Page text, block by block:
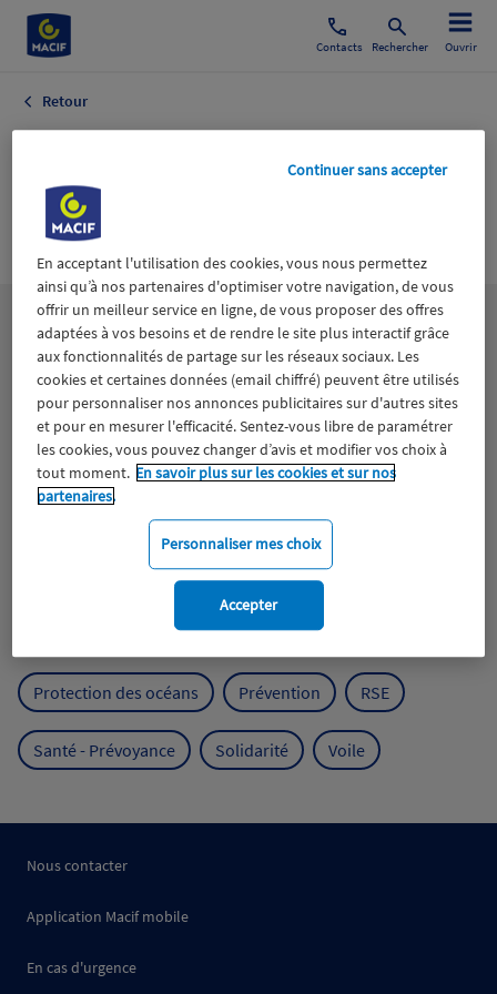
Contacts Rechercher Ouvrir
Retour
régionales
Archéologie
Lesthématiques
Aidants Catastrophes naturelles Climat
Engagement Epargne ESS
Expérience clients Fondation Macif
Mutualisme
Protection de l'environnement
Protection des océans Prévention RSE
Santé - Prévoyance Solidarité Voile
Nous contacter
Application Macif mobile
En cas d'urgence
En acceptant l'utilisation des cookies, vous nous permettez
ainsi qu’à nos partenaires d'optimiser votre navigation, de vous
offrir un meilleur service en ligne, de vous proposer des offres
adaptées à vos besoins et de rendre le site plus interactif grâce
aux fonctionnalités de partage sur les réseaux sociaux. Les
cookies et certaines données (email chiffré) peuvent être utilisés
pour personnaliser nos annonces publicitaires sur d'autres sites
et pour en mesurer l'efficacité. Sentez-vous libre de paramétrer
les cookies, vous pouvez changer d’avis et modifier vos choix à
tout moment. En savoir plus sur les cookies et sur nos
partenaires.
Personnaliser mes choix
Continuer sans accepter
Accepter